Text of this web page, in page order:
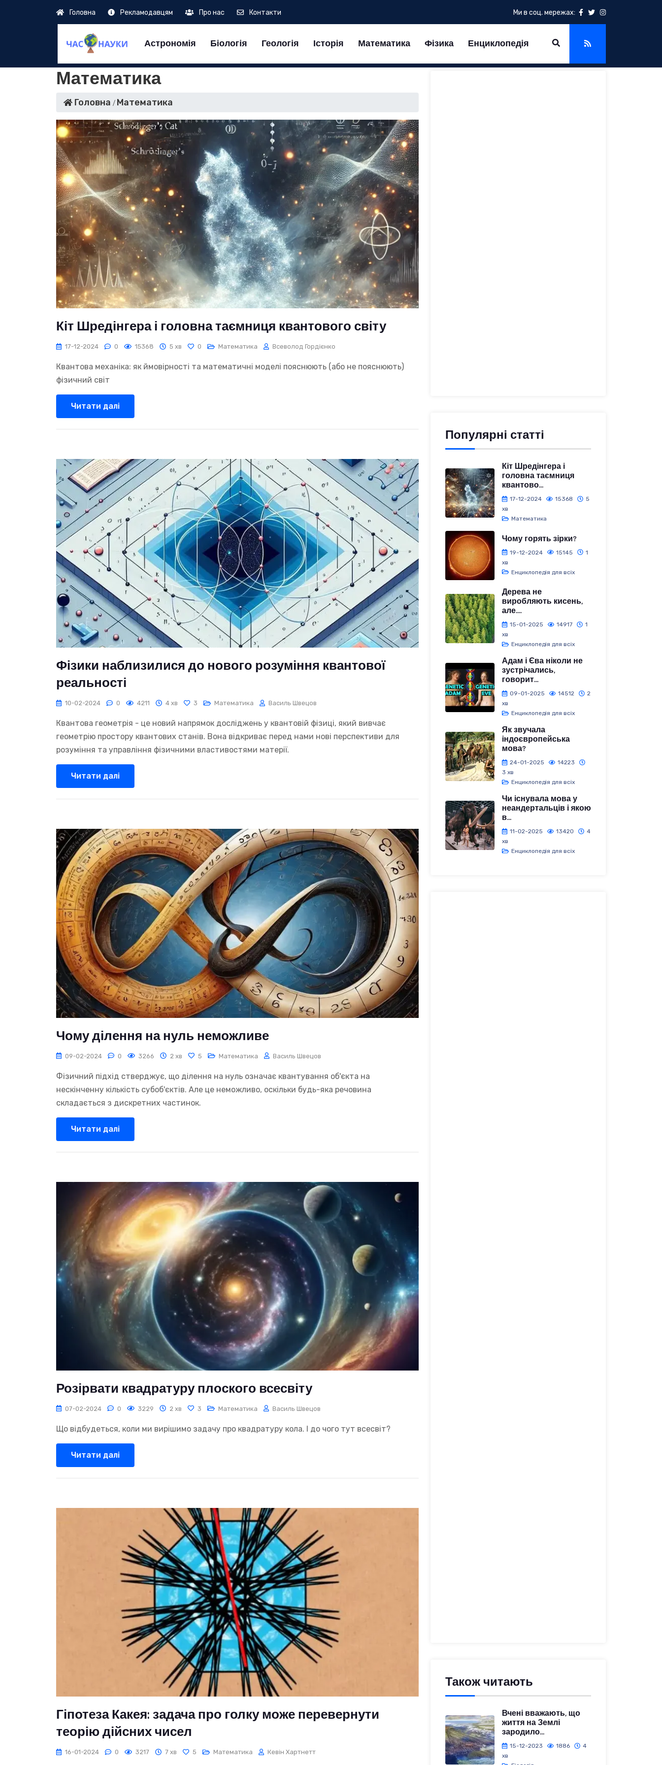
Головна Рекламодавцям Про нас Контакти Ми в соц. мережах:
Астрономія Біологія Геологія Історія Математика Фізика Енциклопедія
Математика
Головна Математика
Кіт Шредінгера і головна таємниця квантового світу
17-12-2024 0 15368 5 хв 0 Математика Всеволод Гордієнко
Квантова механіка: як ймовірності та математичні моделі пояснюють (або не пояснюють)
фізичний світ
Читати далі
Фізики наблизилися до нового розуміння квантової
реальності
10-02-2024 0 4211 4 хв 3 Математика Василь Швецов
Квантова геометрія - це новий напрямок досліджень у квантовій фізиці, який вивчає
геометрію простору квантових станів. Вона відкриває перед нами нові перспективи для
розуміння та управління фізичними властивостями матерії.
Читати далі
Чому ділення на нуль неможливе
09-02-2024 0 3266 2 хв 5 Математика Василь Швецов
Фізичний підхід стверджує, що ділення на нуль означає квантування об'єкта на
нескінченну кількість субоб'єктів. Але це неможливо, оскільки будь-яка речовина
складається з дискретних частинок.
Читати далі
Розірвати квадратуру плоского всесвіту
07-02-2024 0 3229 2 хв 3 Математика Василь Швецов
Що відбудеться, коли ми вирішимо задачу про квадратуру кола. І до чого тут всесвіт?
Читати далі
Гіпотеза Какея: задача про голку може перевернути
теорію дійсних чисел
16-01-2024 0 3217 7 хв 5 Математика Кевін Хартнетт
Популярні статті
Кіт Шредінгера і
головна таємниця
квантово...
17-12-2024 15368
5
хв
Математика
Чому горять зірки?
19-12-2024 15145
1
хв
Енциклопедія для всіх
Дерева не
виробляють кисень,
але....
15-01-2025 14917
1
хв
Енциклопедія для всіх
Адам і Єва ніколи не
зустрічались,
говорит...
09-01-2025 14512
2
хв
Енциклопедія для всіх
Як звучала
індоєвропейська
мова?
24-01-2025
14223
3 хв
Енциклопедія для всіх
Чи існувала мова у
неандертальців і якою
в...
11-02-2025 13420
4
хв
Енциклопедія для всіх
Також читають
Вчені вважають, що
життя на Землі
зародило...
15-12-2023 1886
4
хв